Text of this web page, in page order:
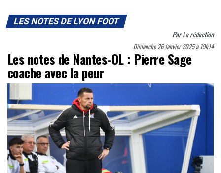
LES NOTES DE LYON FOOT
ParLa rédaction
Dimanche 26 Janvier 2025 à 19h14
Les notes de Nantes-OL : Pierre Sage
coache avec la peur